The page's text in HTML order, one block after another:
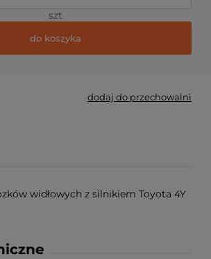
szt
do koszyka
dodaj do przechowalni
widłowych z silnikiem Toyota 4Y